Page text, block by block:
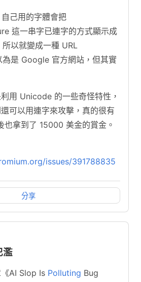
己用的字體會把
這一串字已連字的方式顯示成
以就變成一種 URL
是 Google 官方網站，但其實
用 Unicode 的一些奇怪特性，
可以用連字來攻擊，真的很有
也拿到了 15000 美金的賞金。
issues/391788835
分享
濫
AI Slop Is Polluting Bug